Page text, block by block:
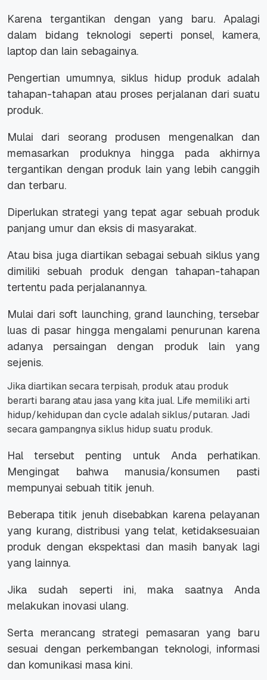
Karena tergantikan dengan yang baru. Apalagi
dalam bidang teknologi seperti ponsel, kamera,
laptop dan lain sebagainya.
Pengertian umumnya, siklus hidup produk adalah
tahapan-tahapan atau proses perjalanan dari suatu
produk.
Mulai dari seorang produsen mengenalkan dan
memasarkan produknya hingga pada akhirnya
tergantikan dengan produk lain yang lebih canggih
dan terbaru.
Diperlukan strategi yang tepat agar sebuah produk
panjang umur dan eksis di masyarakat.
Atau bisa juga diartikan sebagai sebuah siklus yang
dimiliki sebuah produk dengan tahapan-tahapan
tertentu pada perjalanannya.
Mulai dari soft launching, grand launching, tersebar
luas di pasar hingga mengalami penurunan karena
adanya persaingan dengan produk lain yang
sejenis.
Jika diartikan secara terpisah, produk atau produk
berarti barang atau jasa yang kita jual. Life memiliki arti
hidup/kehidupan dan cycle adalah siklus/putaran. Jadi
secara gampangnya siklus hidup suatu produk.
Hal tersebut penting untuk Anda perhatikan.
Mengingat bahwa manusia/konsumen pasti
mempunyai sebuah titik jenuh.
Beberapa titik jenuh disebabkan karena pelayanan
yang kurang, distribusi yang telat, ketidaksesuaian
produk dengan ekspektasi dan masih banyak lagi
yang lainnya.
Jika sudah seperti ini, maka saatnya Anda
melakukan inovasi ulang.
Serta merancang strategi pemasaran yang baru
sesuai dengan perkembangan teknologi, informasi
dan komunikasi masa kini.